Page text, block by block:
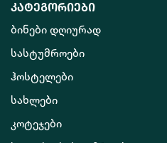
კატეგორიები
ბინები დღიურად
სასტუმროები
ჰოსტელები
სახლები
კოტეჯები